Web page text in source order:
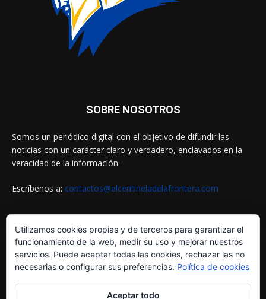
SOBRE NOSOTROS
Somos un periódico digital con el objetivo de difundir las
noticias con un carácter claro y verdadero, enclavados en la
veracidad de la información.
Escríbenos a: contactos@elcentineladelafrontera.com
SIGUENOS EN
Utilizamos cookies propias y de terceros para garantizar el
funcionamiento de la web, medir su uso y mejorar nuestros
servicios. Puede aceptar todas las cookies, rechazar las no
necesarias o configurar sus preferencias. Política de cookies
Aceptar todo